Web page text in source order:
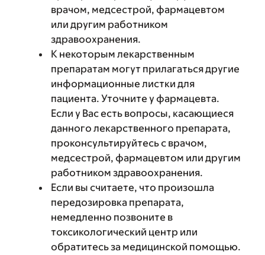
врачом, медсестрой, фармацевтом
или другим работником
здравоохранения.
К некоторым лекарственным
препаратам могут прилагаться другие
информационные листки для
пациента. Уточните у фармацевта.
Если у Вас есть вопросы, касающиеся
данного лекарственного препарата,
проконсультируйтесь с врачом,
медсестрой, фармацевтом или другим
работником здравоохранения.
Если вы считаете, что произошла
передозировка препарата,
немедленно позвоните в
токсикологический центр или
обратитесь за медицинской помощью.